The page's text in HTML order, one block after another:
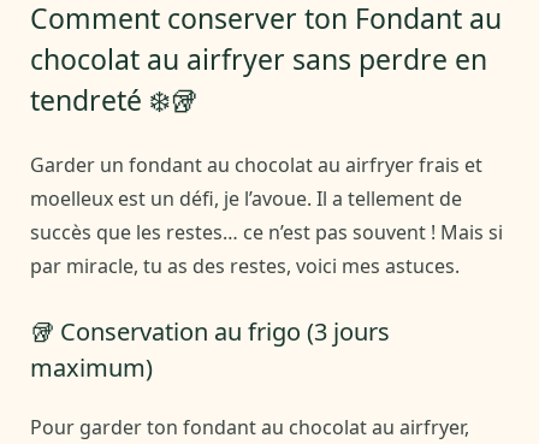
Comment conserver ton Fondant au
chocolat au airfryer sans perdre en
tendreté ❄️🥡
Garder un fondant au chocolat au airfryer frais et
moelleux est un défi, je l’avoue. Il a tellement de
succès que les restes… ce n’est pas souvent ! Mais si
par miracle, tu as des restes, voici mes astuces.
🥡 Conservation au frigo (3 jours
maximum)
Pour garder ton fondant au chocolat au airfryer,